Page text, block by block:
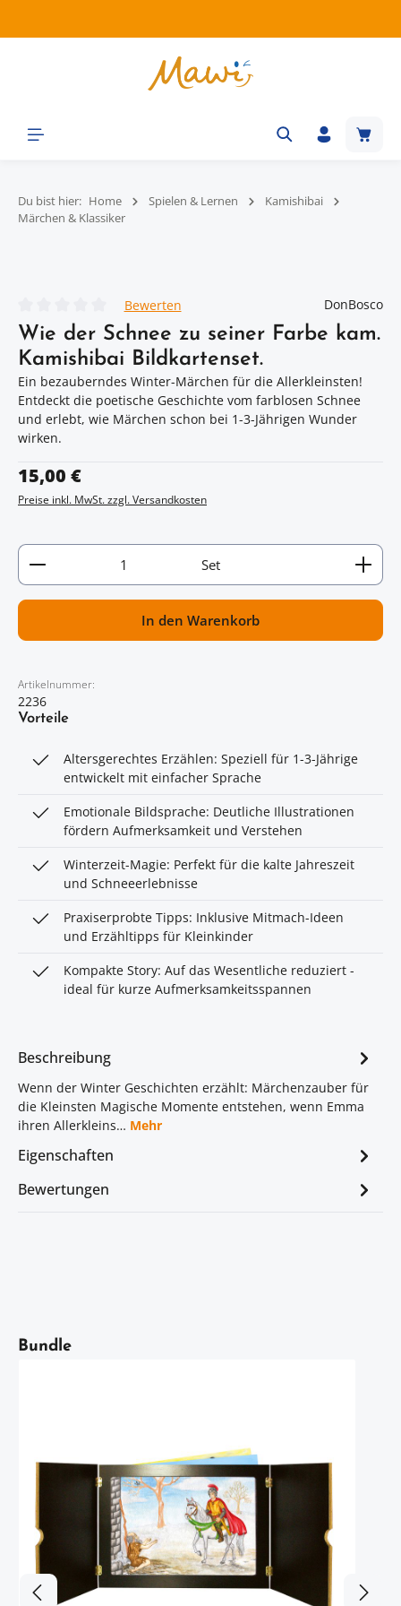
Du bist hier: Home Spielen & Lernen
Kamishibai
Märchen & Klassiker
Durchschnittliche Bewertung von 0 von 5 Sternen
Bewerten DonBosco
Wie der Schnee zu seiner Farbe kam.
Kamishibai Bildkartenset.
Ein bezauberndes Winter-Märchen für die Allerkleinsten!
Entdeckt die poetische Geschichte vom farblosen Schnee
und erlebt, wie Märchen schon bei 1-3-Jährigen Wunder
wirken.
Regulärer Preis:
15,00 €
Preise inkl. MwSt. zzgl. Versandkosten
Artikel Anzahl: Gib den gewünschten Wert ein
Set
In den Warenkorb
Artikelnummer:
2236
Vorteile
Altersgerechtes Erzählen: Speziell für 1-3-Jährige
entwickelt mit einfacher Sprache
Emotionale Bildsprache: Deutliche Illustrationen
fördern Aufmerksamkeit und Verstehen
Winterzeit-Magie: Perfekt für die kalte Jahreszeit
und Schneeerlebnisse
Praxiserprobte Tipps: Inklusive Mitmach-Ideen
und Erzähltipps für Kleinkinder
Kompakte Story: Auf das Wesentliche reduziert -
ideal für kurze Aufmerksamkeitsspannen
Beschreibung
Wenn der Winter Geschichten erzählt: Märchenzauber für
die Kleinsten Magische Momente entstehen, wenn Emma
ihren Allerkleins… Mehr
Eigenschaften
Bewertungen
Artikelgalerie überspringen
Bundle